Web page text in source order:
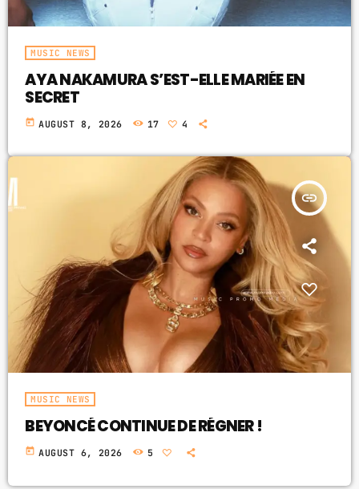
MUSIC NEWS
AYA NAKAMURA S’EST-ELLE MARIÉE EN
SECRET
today AUGUST 8, 2026 17 4
insert_link
MUSIC NEWS
BEYONCÉ CONTINUE DE RÉGNER !
today AUGUST 6, 2026 5